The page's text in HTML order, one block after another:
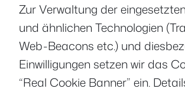
Zur Verwaltung der
und ähnlichen Technologien
Web-Beacons etc.) und
Einwilligungen setzen wir das
“Real Cookie Banner” ein.